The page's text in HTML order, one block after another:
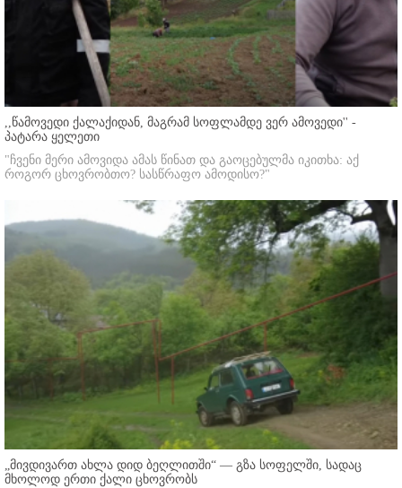
,,წამოვედი ქალაქიდან, მაგრამ სოფლამდე ვერ ამოვედი'' -
პატარა ყელეთი
"ჩვენი მერი ამოვიდა ამას წინათ და გაოცებულმა იკითხა: აქ
როგორ ცხოვრობთო? სასწრაფო ამოდისო?"
„მივდივართ ახლა დიდ ბეღლითში“ — გზა სოფელში, სადაც
მხოლოდ ერთი ქალი ცხოვრობს